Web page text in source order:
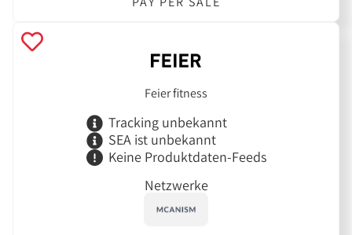
Feier fitness
Tracking unbekannt
SEA ist unbekannt
Keine Produktdaten-Feeds
Netzwerke